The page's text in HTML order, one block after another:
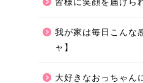
皆様に笑顔を届けら
我が家は毎日こんな
ャ】
大好きなおっちゃん